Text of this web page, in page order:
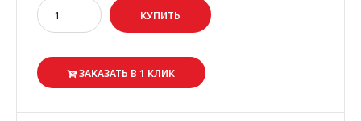
ЗАКАЗАТЬ В 1 КЛИК